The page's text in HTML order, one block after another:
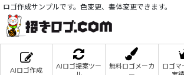
ロゴ作成サンプルです。色変更、書体変更できます。
AIロゴ作成
AIロゴ提案ツー
無料ロゴメーカ
ロゴマ